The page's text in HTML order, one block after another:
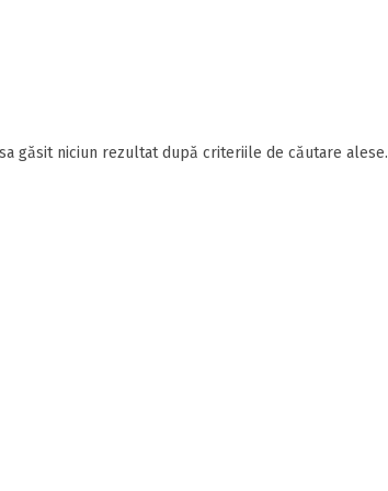
găsit niciun rezultat după criteriile de căutare alese.